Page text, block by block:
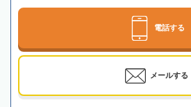
電話する
メールする